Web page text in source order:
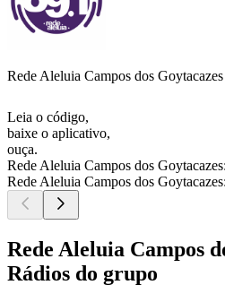
Rede Aleluia Campos dos Goytacazes
Leia o código,
baixe o aplicativo,
ouça.
Rede Aleluia Campos dos
Rede Aleluia Campos dos
Rede Aleluia Campos
Rádios do grupo